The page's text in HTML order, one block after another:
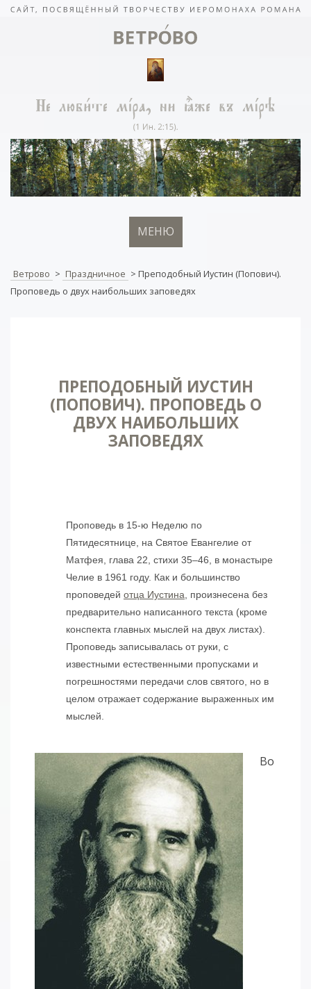
МЕНЮ
Ветрово > Праздничное > Преподобный Иустин (Попович).
Проповедь о двух наибольших заповедях
ПРЕПОДОБНЫЙ ИУСТИН
(ПОПОВИЧ). ПРОПОВЕДЬ О
ДВУХ НАИБОЛЬШИХ
ЗАПОВЕДЯХ
Проповедь в 15-ю Неделю по
Пятидесятнице, на Святое Евангелие от
Матфея, глава 22, стихи 35–46, в монастыре
Челие в 1961 году. Как и большинство
проповедей отца Иустина , произнесена без
предварительно написанного текста (кроме
конспекта главных мыслей на двух листах).
Проповедь записывалась от руки, с
известными естественными пропусками и
погрешностями передачи слов святого, но в
целом отражает содержание выраженных им
мыслей.
Во